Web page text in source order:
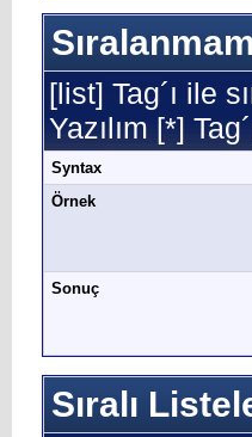
[list] Tag´ı ile
Yazılım [*]
Syntax
Örnek
Sonuç
Sıralı